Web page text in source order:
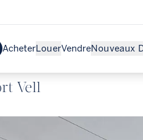
AcheterLouerVendreNouveaux
Vell